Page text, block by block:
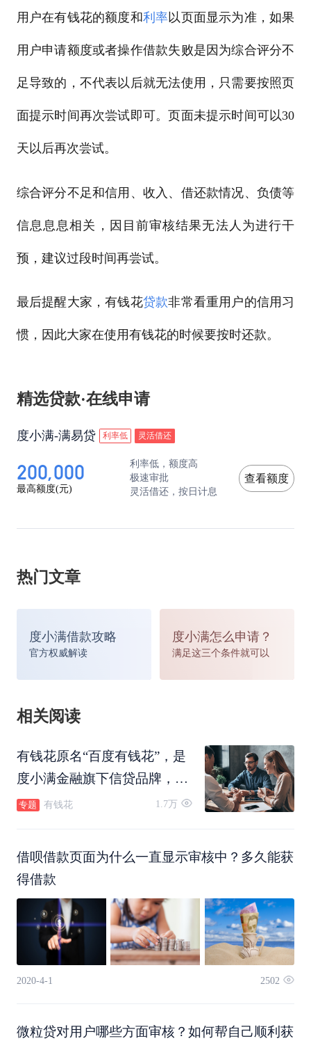
用户在有钱花的额度和利率以页面显示为准，如果
用户申请额度或者操作借款失败是因为综合评分不
足导致的，不代表以后就无法使用，只需要按照页
面提示时间再次尝试即可。页面未提示时间可以30
天以后再次尝试。
综合评分不足和信用、收入、借还款情况、负债等
信息息息相关，因目前审核结果无法人为进行干
预，建议过段时间再尝试。
最后提醒大家，有钱花贷款非常看重用户的信用习
惯，因此大家在使用有钱花的时候要按时还款。
精选贷款·在线申请
度小满-满易贷 利率低 灵活借还
200,000
最高额度(元)
利率低，额度高
极速审批
灵活借还，按日计息
查看额度
热门文章
度小满借款攻略
官方权威解读
度小满怎么申请？
满足这三个条件就可以
相关阅读
有钱花原名“百度有钱花”，是
度小满金融旗下信贷品牌，借
钱就上度小满金融APP。
专题 有钱花 1.7万
借呗借款页面为什么一直显示审核中？多久能获
得借款
2020-4-1 2502
微粒贷对用户哪些方面审核？如何帮自己顺利获